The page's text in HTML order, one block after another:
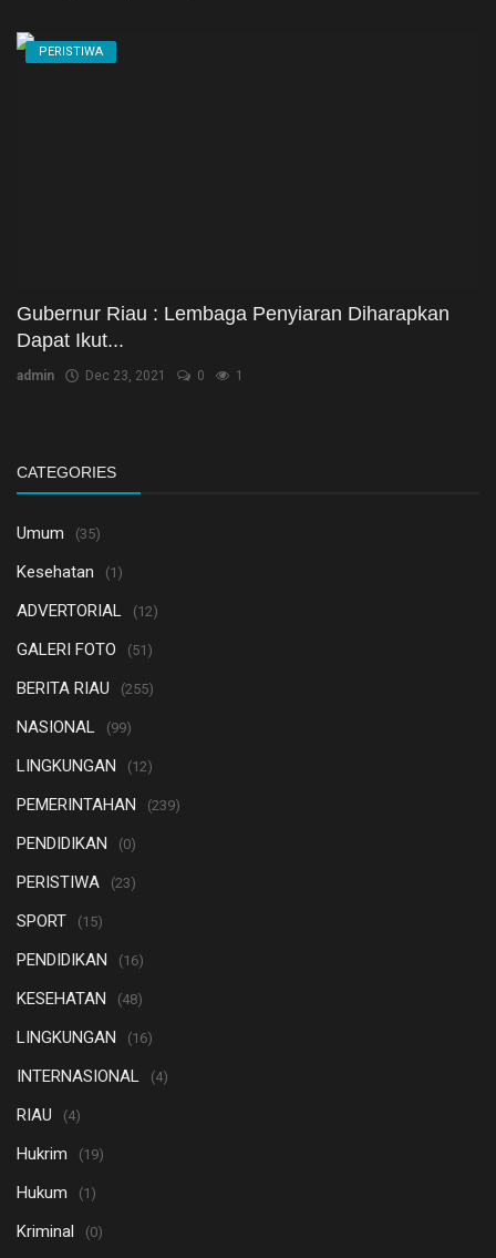
PERISTIWA
Gubernur Riau : Lembaga Penyiaran Diharapkan
Dapat Ikut...
admin Dec 23, 2021 0 1
CATEGORIES
Umum (35)
Kesehatan (1)
ADVERTORIAL (12)
GALERI FOTO (51)
BERITA RIAU (255)
NASIONAL (99)
LINGKUNGAN (12)
PEMERINTAHAN (239)
PENDIDIKAN (0)
PERISTIWA (23)
SPORT (15)
PENDIDIKAN (16)
KESEHATAN (48)
LINGKUNGAN (16)
INTERNASIONAL (4)
RIAU (4)
Hukrim (19)
Hukum (1)
Kriminal (0)